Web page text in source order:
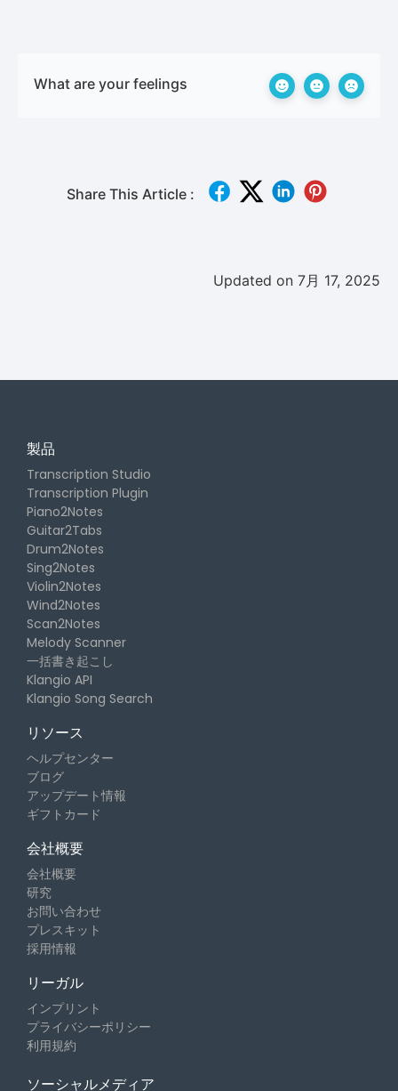
What are your feelings
Share This Article :
Updated on 7月 17, 2025
製品
Transcription Studio
Transcription Plugin
Piano2Notes
Guitar2Tabs
Drum2Notes
Sing2Notes
Violin2Notes
Wind2Notes
Scan2Notes
Melody Scanner
一括書き起こし
Klangio API
Klangio Song Search
リソース
ヘルプセンター
ブログ
アップデート情報
ギフトカード
会社概要
会社概要
研究
お問い合わせ
プレスキット
採用情報
リーガル
インプリント
プライバシーポリシー
利用規約
ソーシャルメディア